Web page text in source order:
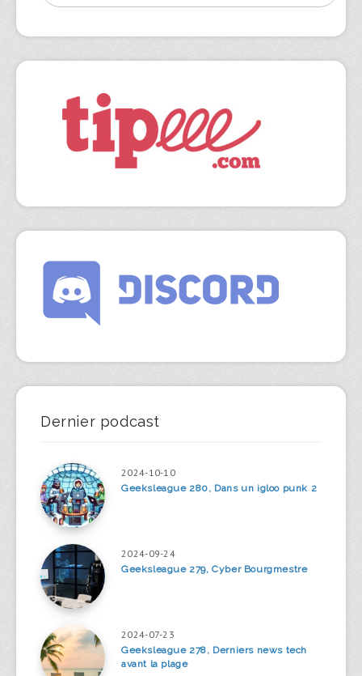
Dernier podcast
2024-10-10
Geeksleague 280, Dans un igloo punk 2
2024-09-24
Geeksleague 279, Cyber Bourgmestre
2024-07-23
Geeksleague 278, Derniers news tech
avant la plage